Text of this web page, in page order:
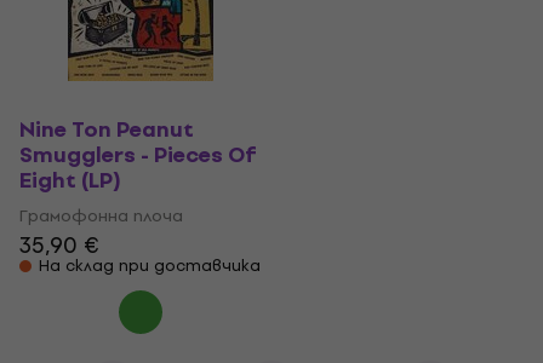
Nine Ton Peanut
Smugglers - Pieces Of
Eight (LP)
Грамофонна плоча
35,90 €
На склад при доставчика